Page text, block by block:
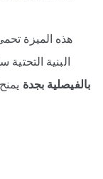
هذه الميزة
البنية
بالفيصلية بجدة